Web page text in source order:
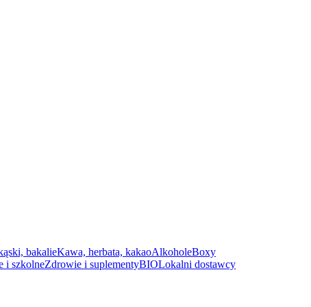
bakalieKawa, herbata, kakaoAlkoholeBoxy
i szkolneZdrowie i suplementyBIOLokalni dostawcy